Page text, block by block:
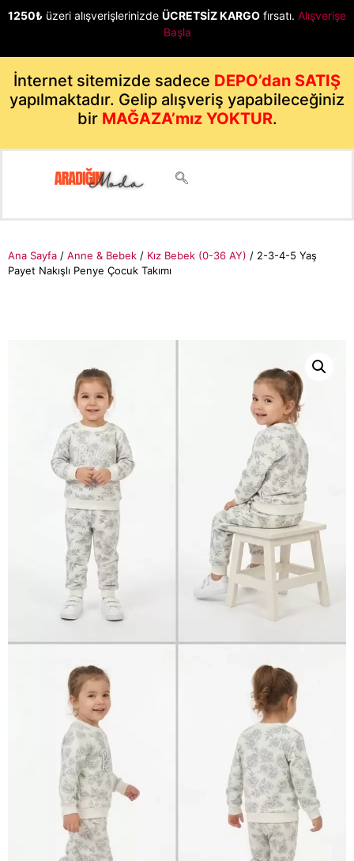
1250₺ üzeri alışverişlerinizde ÜCRETSİZ KARGO fırsatı. Alışverişe
Başla
İnternet sitemizde sadece DEPO’dan SATIŞ
yapılmaktadır. Gelip alışveriş yapabileceğiniz
bir MAĞAZA’mız YOKTUR.
Ana Sayfa / Anne & Bebek / Kız Bebek (0-36 AY) / 2-3-4-5 Yaş
Payet Nakışlı Penye Çocuk Takımı